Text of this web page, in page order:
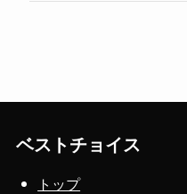
ベストチョイス
トップ